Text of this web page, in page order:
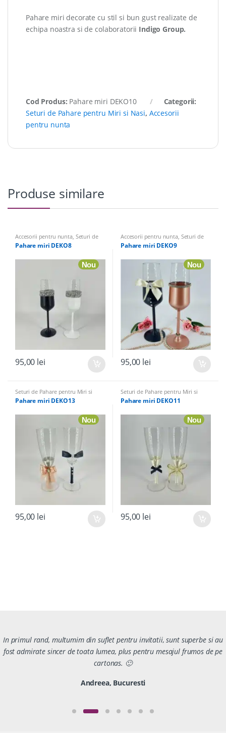
Pahare miri decorate cu stil si bun gust realizate de
echipa noastra si de colaboratorii Indigo Group.
Cod Produs: Pahare miri DEKO10
Categorii:
Seturi de Pahare pentru Miri si Nasi, Accesorii
pentru nunta
Produse similare
Accesorii pentru nunta, Seturi de
Pahare pentru Miri si Nasi
Pahare miri DEKO8
Nou
95,00 lei
Accesorii pentru nunta, Seturi de
Pahare pentru Miri si Nasi
Pahare miri DEKO9
Nou
95,00 lei
Seturi de Pahare pentru Miri si
Nasi Accesorii pentru nunta
Pahare miri DEKO13
Nou
95,00 lei
Seturi de Pahare pentru Miri si
Nasi Accesorii pentru nunta
Pahare miri DEKO11
Nou
95,00 lei
In primul rand, multumim din suflet pentru invitatii, sunt superbe si au
fost admirate sincer de toata lumea, plus pentru mesajul frumos de pe
cartonas. 🙂
Andreea, Bucuresti